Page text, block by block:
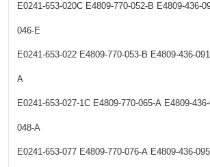
E0241-653-020C E4809-770-052-B E4809-436-
046-E
E0241-653-022 E4809-770-053-B E4809-436-
A
E0241-653-027-1C E4809-770-065-A E4809-
048-A
E0241-653-077 E4809-770-076-A E4809-436-